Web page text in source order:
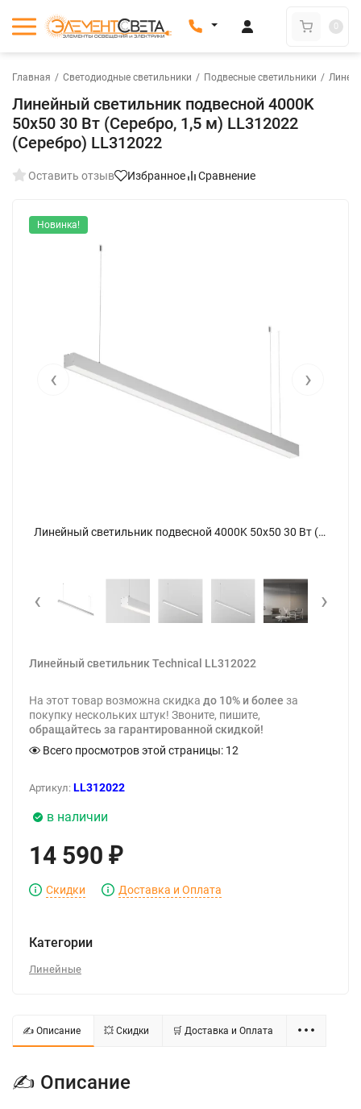
0
Главная / Светодиодные светильники / Подвесные светильники /
Линейный светильник подвесной 4000K
50x50 30 Вт (Серебро, 1,5 м) LL312022
(Серебро) LL312022
Оставить отзыв Избранное Сравнение
Новинка!
Линейный светильник подвесной 4000K 50x50 30 Вт (Серебро, 1,5 м) LL312022 (Серебро) LL312022 - фото
‹ ›
‹ ›
Линейный светильник Technical LL312022
На этот товар возможна скидка до 10% и более за
покупку нескольких штук! Звоните, пишите,
обращайтесь за гарантированной скидкой!
Всего просмотров этой страницы: 12
Артикул: LL312022
в наличии
14 590 ₽
Скидки Доставка и Оплата
Категории
Линейные
✍ Описание 💥 Скидки 🛒 Доставка и Оплата
✍ Описание